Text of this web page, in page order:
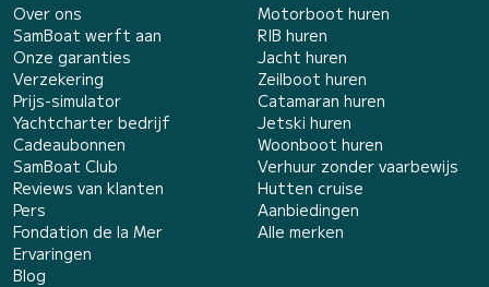
Over ons
SamBoat werft aan
Onze garanties
Verzekering
Prijs-simulator
Yachtcharter bedrijf
Cadeaubonnen
SamBoat Club
Reviews van klanten
Pers
Fondation de la Mer
Ervaringen
Blog
Motorboot huren
RIB huren
Jacht huren
Zeilboot huren
Catamaran huren
Jetski huren
Woonboot huren
Verhuur zonder vaarbewijs
Hutten cruise
Aanbiedingen
Alle merken